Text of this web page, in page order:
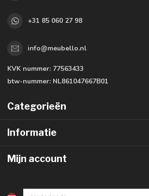
+31 85 060 27 98
info@meubello.nl
KVK nummer: 77563433
btw-nummer: NL861047667B01
Categorieën
Informatie
Mijn account